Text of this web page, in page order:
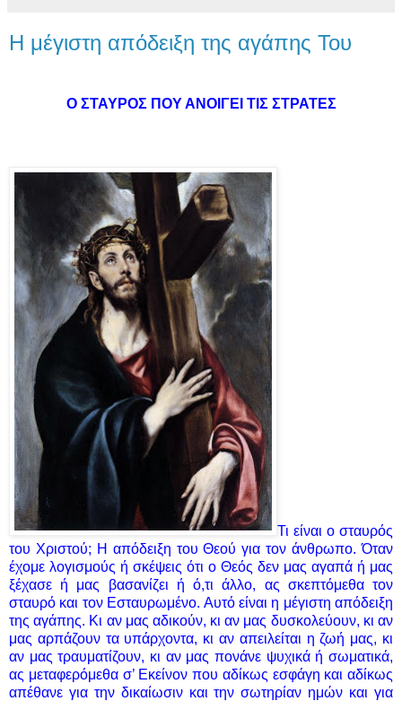
Η μέγιστη απόδειξη της αγάπης Του
Ο ΣΤΑΥΡΟΣ ΠΟΥ ΑΝΟΙΓΕΙ ΤΙΣ ΣΤΡΑΤΕΣ
Τι είναι ο σταυρός
του Χριστού; Η απόδειξη του Θεού για τον άνθρωπο. Όταν
έχομε λογισμούς ή σκέψεις ότι ο Θεός δεν μας αγαπά ή μας
ξέχασε ή μας βασανίζει ή ό,τι άλλο, ας σκεπτόμεθα τον
σταυρό και τον Εσταυρωμένο. Αυτό είναι η μέγιστη απόδειξη
της αγάπης. Κι αν μας αδικούν, κι αν μας δυσκολεύουν, κι αν
μας αρπάζουν τα υπάρχοντα, κι αν απειλείται η ζωή μας, κι
αν μας τραυματίζουν, κι αν μας πονάνε ψυχικά ή σωματικά,
ας μεταφερόμεθα σ’ Εκείνον που αδίκως εσφάγη και αδίκως
απέθανε για την δικαίωσιν και την σωτηρίαν ημών και για